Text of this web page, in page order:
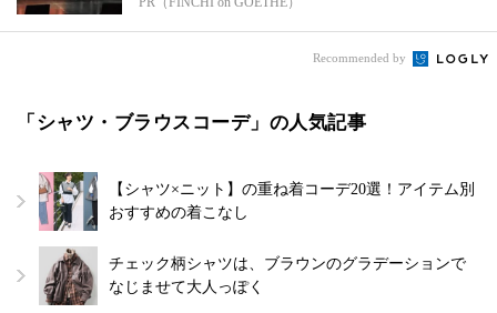
Recommended by
「シャツ・ブラウスコーデ」の人気記事
【シャツ×ニット】の重ね着コーデ20選！アイテム別
おすすめの着こなし
チェック柄シャツは、ブラウンのグラデーションで
なじませて大人っぽく